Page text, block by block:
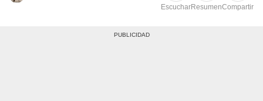
EscucharResumenCompartir